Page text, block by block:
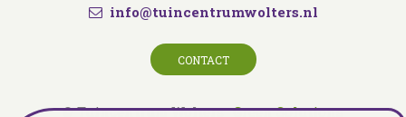
info@tuincentrumwolters.nl
CONTACT
© Tuincentrum Wolters Green Solutions